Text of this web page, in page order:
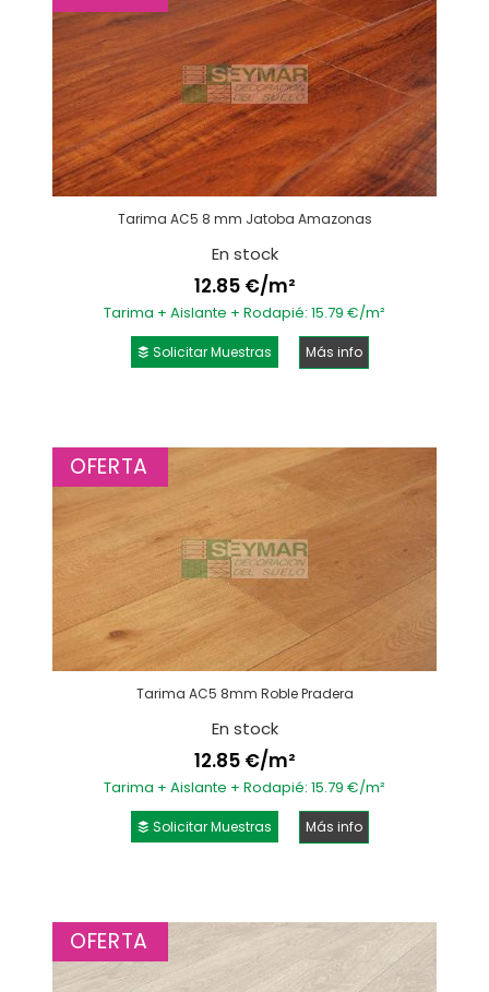
Tarima AC5 8 mm Jatoba Amazonas
En stock
12.85 €/m²
Tarima + Aislante + Rodapié: 15.79 €/m²
Solicitar Muestras Más info
OFERTA
Tarima AC5 8mm Roble Pradera
En stock
12.85 €/m²
Tarima + Aislante + Rodapié: 15.79 €/m²
Solicitar Muestras Más info
OFERTA